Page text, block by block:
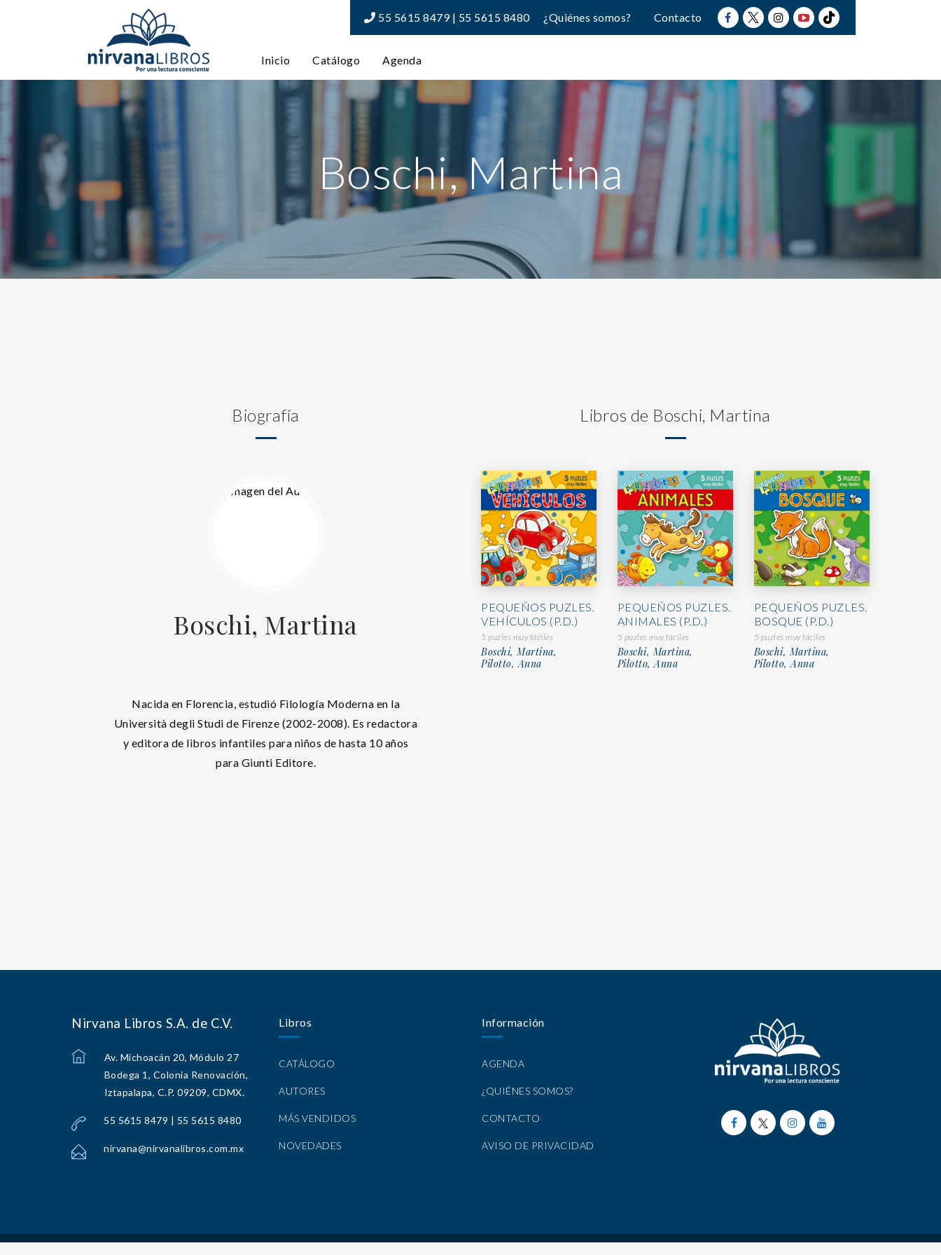
55 5615 8479 | 55 5615 8480 ¿Quiénes somos? Contacto
Inicio Catálogo Agenda
Boschi, Martina
Biografía
Boschi, Martina
Nacida en Florencia, estudió Filología Moderna en la
Università degli Studi de Firenze (2002-2008). Es redactora
y editora de libros infantiles para niños de hasta 10 años
para Giunti Editore.
Libros de Boschi, Martina
PEQUEÑOS PUZLES.
VEHÍCULOS (P.D.)
5 puzles muy fáciles
Boschi, Martina,
Pilotto, Anna
PEQUEÑOS PUZLES.
ANIMALES (P.D.)
5 puzles muy fáciles
Boschi, Martina,
Pilotto, Anna
PEQUEÑOS PUZLES.
BOSQUE (P.D.)
5 puzles muy fáciles
Boschi, Martina,
Pilotto, Anna
Nirvana Libros S.A. de C.V.
Av. Michoacán 20, Módulo 27
Bodega 1, Colonia Renovación,
Iztapalapa, C.P. 09209, CDMX.
55 5615 8479 | 55 5615 8480
nirvana@nirvanalibros.com.mx
Libros
CATÁLOGO
AUTORES
MÁS VENDIDOS
NOVEDADES
Información
AGENDA
¿QUIÉNES SOMOS?
CONTACTO
AVISO DE PRIVACIDAD